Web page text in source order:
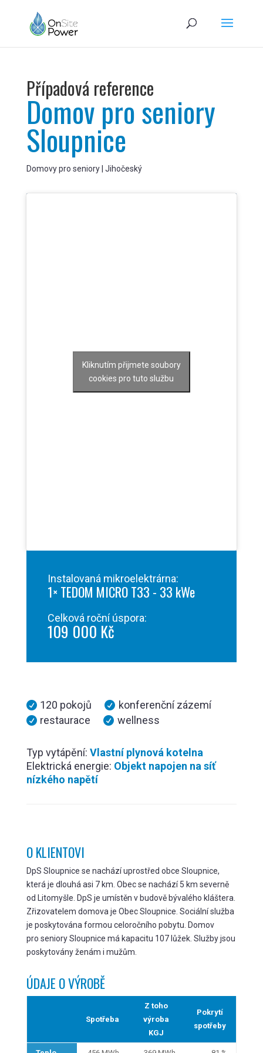
Případová reference
Domov pro seniory
Sloupnice
Domovy pro seniory | Jihočeský
Kliknutím přijmete soubory
cookies pro tuto službu
Instalovaná mikroelektrárna:
1× TEDOM MICRO T33 - 33 kWe
Celková roční úspora:
109 000 Kč
 120 pokojů  konferenční zázemí
 restaurace  wellness
Typ vytápění: Vlastní plynová kotelna
Elektrická energie: Objekt napojen na síť
nízkého napětí
O KLIENTOVI
DpS Sloupnice se nachází uprostřed obce Sloupnice,
která je dlouhá asi 7 km. Obec se nachází 5 km severně
od Litomyšle. DpS je umístěn v budově bývalého kláštera.
Zřizovatelem domova je Obec Sloupnice. Sociální služba
je poskytována formou celoročního pobytu. Domov
pro seniory Sloupnice má kapacitu 107 lůžek. Služby jsou
poskytovány ženám i mužům.
ÚDAJE O VÝROBĚ
Spotřeba
Z toho
výroba
KGJ
Pokrytí
spotřeby